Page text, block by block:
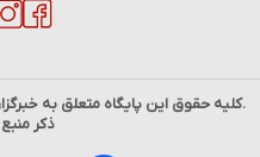
.کلیه حقوق این پایگاه متعلق به
ذکر